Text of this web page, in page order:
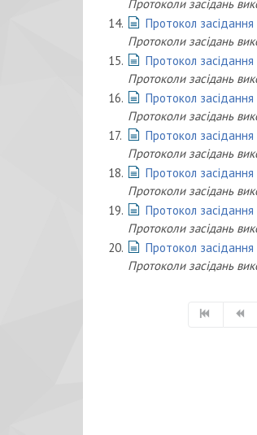
Протоколи засідань
14.
Протокол засідання
Протоколи засідань
15.
Протокол засідання
Протоколи засідань
16.
Протокол засідання
Протоколи засідань
17.
Протокол засідання
Протоколи засідань
18.
Протокол засідання
Протоколи засідань
19.
Протокол засідання
Протоколи засідань
20.
Протокол засідання
Протоколи засідань